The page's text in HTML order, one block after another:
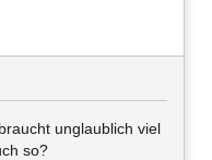
unglaublich viel
so?